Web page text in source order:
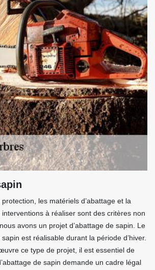
les matériels d’abattage et la
à réaliser sont des critères non
avons un projet d’abattage de sapin. Le
est réalisable durant la période d’hiver.
ce type de projet, il est essentiel de
de sapin demande un cadre légal